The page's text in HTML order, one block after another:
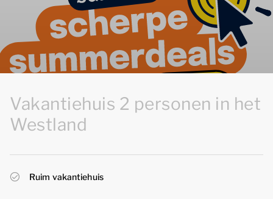
Vakantiehuis 2 personen in het
Westland
Ruim vakantiehuis